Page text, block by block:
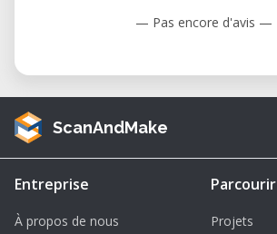
— Pas encore d'avis —
ScanAndMake
Entreprise
À propos de nous
Parcourir
Projets